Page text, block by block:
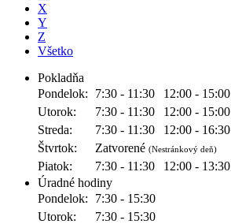
X
Y
Z
Všetko
Pokladňa
Pondelok:
7:30 - 11:30
12:00 - 15:00
Utorok:
7:30 - 11:30
12:00 - 15:00
Streda:
7:30 - 11:30
12:00 - 16:30
Štvrtok:
Zatvorené (Nestránkový deň)
Piatok: 7:30 - 11:30
12:00 - 13:30
Úradné hodiny
Pondelok:
7:30 - 15:30
Utorok:
7:30 - 15:30